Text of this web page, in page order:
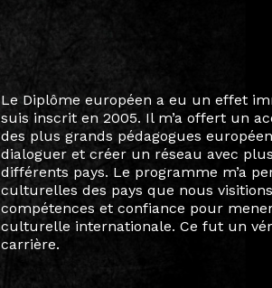
Le destin a voulu que ma vie privée et
arts soient étroitement liées. Durant
Marcel Hicter, j’ai intégré un réseau
vibrant, qui s’est étendu bien au-delà
quelques mois, j’invitais mes
allant de Baguio City à Pékin, de
Manille, Tokyo et Varsovie, renforçant
consistant à connecter des artistes à
continents.
L’une des rencontres les plus